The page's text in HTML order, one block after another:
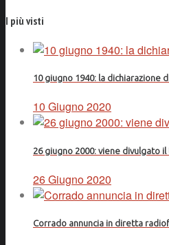
I più visti
10 giugno 1940: la dichiarazione
10 Giugno 2020
26 giugno 2000: viene divulgato
26 Giugno 2020
Corrado annuncia in diretta